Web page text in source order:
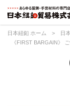
日本紐釦 ホーム > 日
《FIRST BARGAIN》